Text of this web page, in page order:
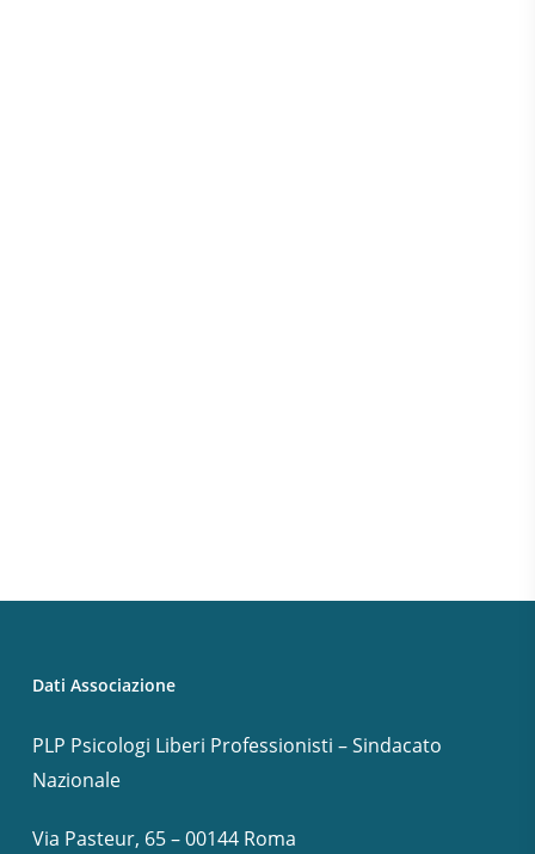
Dati Associazione
PLP Psicologi Liberi Professionisti – Sindacato
Nazionale
Via Pasteur, 65 – 00144 Roma